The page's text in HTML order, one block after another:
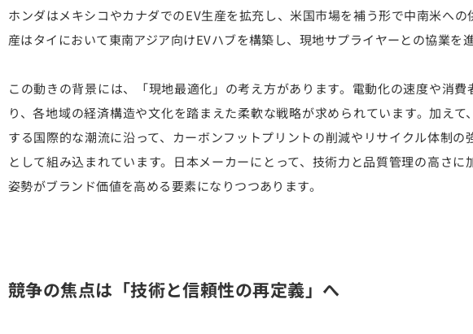
ホンダはメキシコやカナダでのEV生産を拡充し、米国市場を補う形で中南米への
産はタイにおいて東南アジア向けEVハブを構築し、現地サプライヤーとの協業を進
この動きの背景には、「現地最適化」の考え方があります。電動化の速度や消費
り、各地域の経済構造や文化を踏まえた柔軟な戦略が求められています。加え
する国際的な潮流に沿って、カーボンフットプリントの削減やリサイクル体制の
として組み込まれています。日本メーカーにとって、技術力と品質管理の高さに
姿勢がブランド価値を高める要素になりつつあります。
競争の焦点は「技術と信頼性の再定義」へ